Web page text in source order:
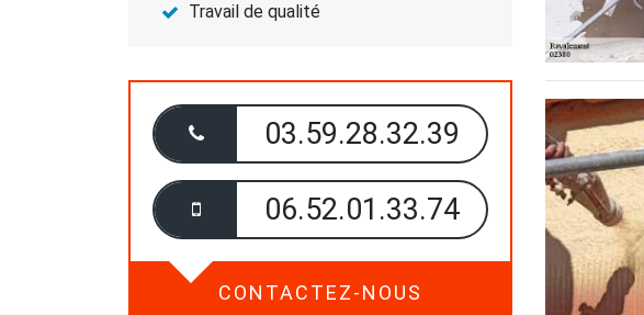
Travail de qualité
03.59.28.32.39
06.52.01.33.74
CONTACTEZ-NOUS